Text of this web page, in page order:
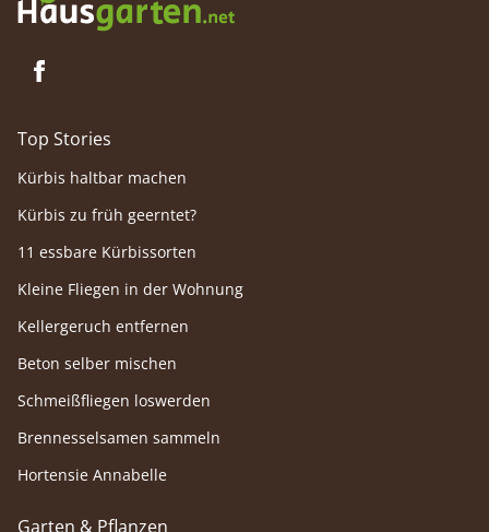
Top Stories
Kürbis haltbar machen
Kürbis zu früh geerntet?
11 essbare Kürbissorten
Kleine Fliegen in der Wohnung
Kellergeruch entfernen
Beton selber mischen
Schmeißfliegen loswerden
Brennesselsamen sammeln
Hortensie Annabelle
Garten & Pflanzen